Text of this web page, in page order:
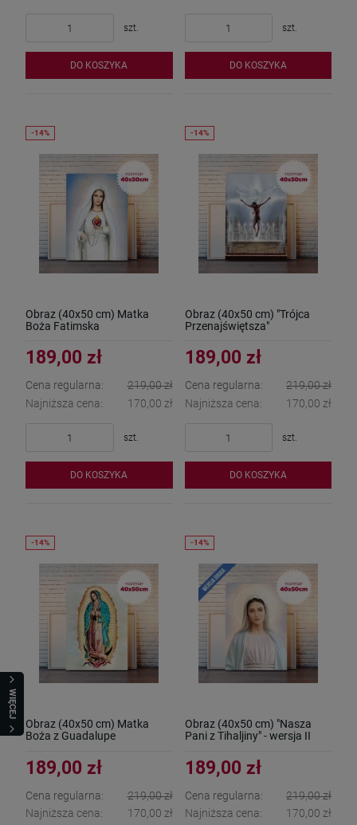
WIĘCEJ
szt.
DO KOSZYKA
szt.
DO KOSZYKA
Obraz (40x50 cm) Matka
Boża Fatimska
189,00 zł
Cena regularna:
219,00 zł
Najniższa cena:
170,00 zł
szt.
DO KOSZYKA
Obraz (40x50 cm) "Trójca
Przenajświętsza"
189,00 zł
Cena regularna:
219,00 zł
Najniższa cena:
170,00 zł
szt.
DO KOSZYKA
Obraz (40x50 cm) Matka
Boża z Guadalupe
189,00 zł
Cena regularna:
219,00 zł
Najniższa cena:
170,00 zł
Obraz (40x50 cm) "Nasza
Pani z Tihaljiny" - wersja II
189,00 zł
Cena regularna:
219,00 zł
Najniższa cena:
170,00 zł